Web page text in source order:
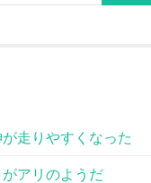
走りやすくなった
アリのようだ